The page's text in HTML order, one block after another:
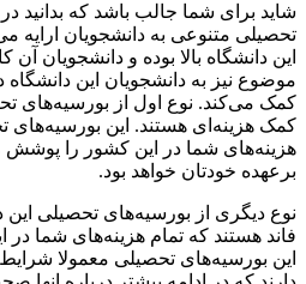
شاید برای شما جالب باشد که بدانید
تحصیلی متنوعی به دانشجویان
این دانشگاه بالا بوده و دانشجویان
موضوع نیز به دانشجویان این
کمک می‌کند. نوع اول از بورسیه‌های
کمک هزینه‌ای هستند. این بورسیه‌های
هزینه‌های شما در این کشور را پوشش
برعهده خودتان خواهد بود.
نوع دیگری از بورسیه‌های تحصیلی
فاند هستند که تمام هزینه‌های شما
این بورسیه‌های تحصیلی معمولا